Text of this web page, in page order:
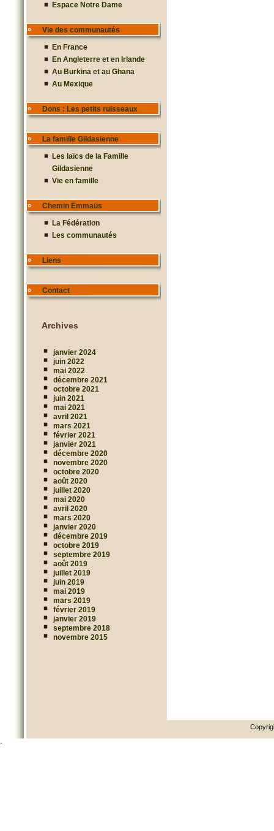
Espace Notre Dame
Vie des communautés
En France
En Angleterre et en Irlande
Au Burkina et au Ghana
Au Mexique
Dons : Les petits ruisseaux
La famille Gildasienne
Les laïcs de la Famille
Gildasienne
Vie en famille
Chemin Emmaüs
La Fédération
Les communautés
Liens
Contact
Archives
janvier 2024
juin 2022
mai 2022
décembre 2021
octobre 2021
juin 2021
mai 2021
avril 2021
mars 2021
février 2021
janvier 2021
décembre 2020
novembre 2020
octobre 2020
août 2020
juillet 2020
mai 2020
avril 2020
mars 2020
janvier 2020
décembre 2019
octobre 2019
septembre 2019
août 2019
juillet 2019
juin 2019
mai 2019
mars 2019
février 2019
janvier 2019
septembre 2018
novembre 2015
-